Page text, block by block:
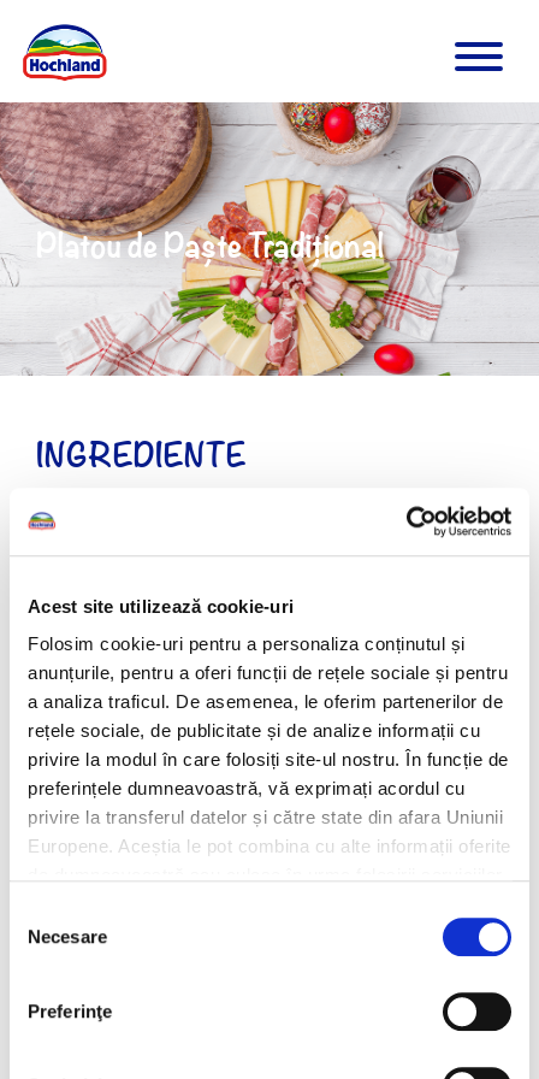
Acest site utilizează cookie-uri
Folosim cookie-uri pentru a personaliza conținutul și
anunțurile, pentru a oferi funcții de rețele sociale și pentru
a analiza traficul. De asemenea, le oferim partenerilor de
rețele sociale, de publicitate și de analize informații cu
privire la modul în care folosiți site-ul nostru. În funcție de
preferințele dumneavoastră, vă exprimați acordul cu
privire la transferul datelor și către state din afara Uniunii
Europene. Aceștia le pot combina cu alte informații oferite
Politica de confidențialitate
consimțământului
Necesare
Preferinţe
Platou de Paște Tradițional
INGREDIENTE
Hochland Atelier Praid cu vin
Hochland Atelier Praid Natur
Hochland Cașcaval Clasic
Hochland Cașcaval Afumat
1 legătură de ceapă verde
3 castraveți
1 legătură de ridichi
150 g Kaiser afumat
150g Chorizo
150 g ceafă de porc afumată
150g bacon afumat
MOD DE PREPARARE
Taie felii brânza maturată Hochland și cașcavalul.
Spală ceapa verde, curăț-o și taie fiecare fir în două